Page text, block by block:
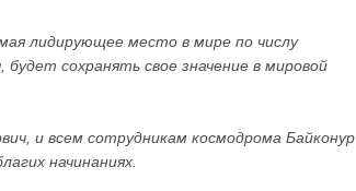
лидирующее место в мире по числу
будет сохранять свое значение в мировой
и всем сотрудникам космодрома Байконур
начинаниях.